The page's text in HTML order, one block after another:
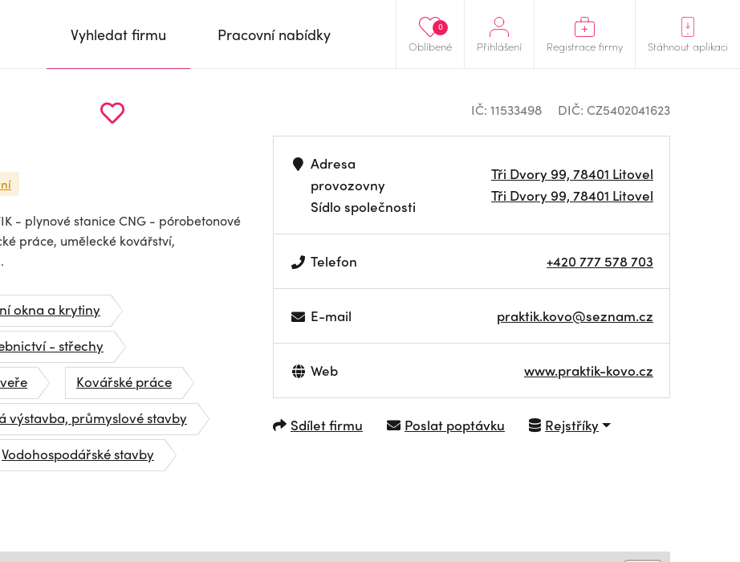
Oblíbené
0
Přihlášení Registrace firmy Stáhnout aplikaci
Vyhledat firmu Pracovní nabídky
- plynové stanice CNG - pórobetonové
práce, umělecké kovářství,
okna a krytiny
- střechy
Kovářské práce
výstavba, průmyslové stavby
Vodohospodářské stavby
IČ: 11533498 DIČ: CZ5402041623
Adresa
provozovny
Sídlo společnosti
Tři Dvory 99, 78401 Litovel
Tři Dvory 99, 78401 Litovel
Telefon +420 777 578 703
E-mail praktik.kovo@seznam.cz
Web www.praktik-kovo.cz
Sdílet firmu Poslat poptávku Rejstříky